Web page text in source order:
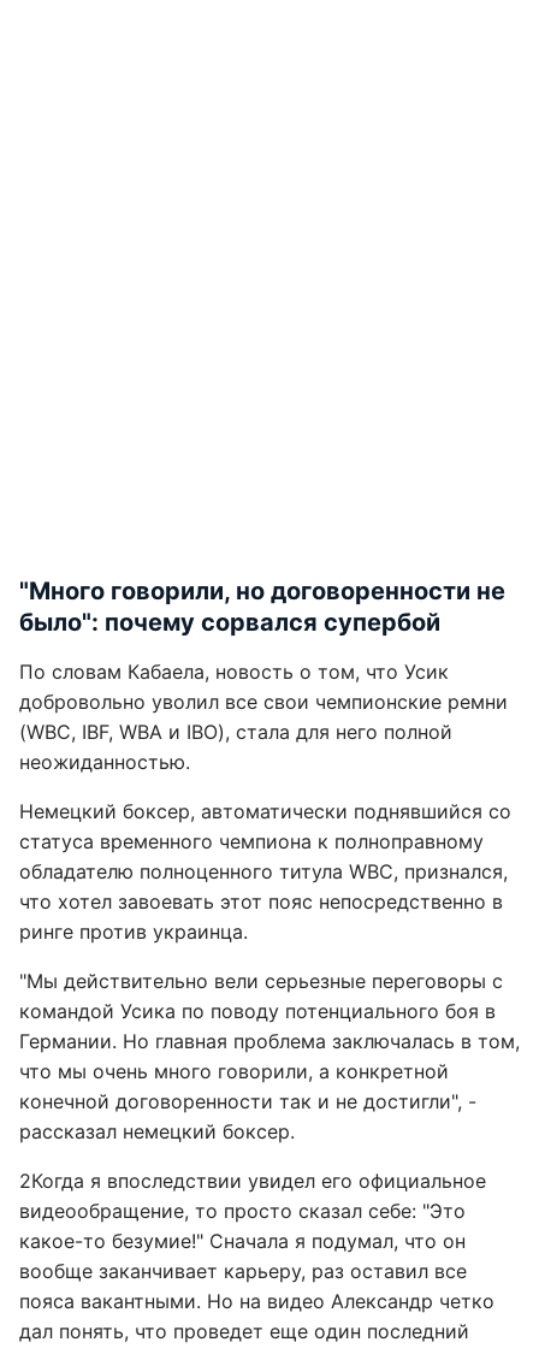
"Много говорили, но договоренности не
было": почему сорвался супербой
По словам Кабаела, новость о том, что Усик
добровольно уволил все свои чемпионские ремни
(WBC, IBF, WBA и IBO), стала для него полной
неожиданностью.
Немецкий боксер, автоматически поднявшийся со
статуса временного чемпиона к полноправному
обладателю полноценного титула WBC, признался,
что хотел завоевать этот пояс непосредственно в
ринге против украинца.
"Мы действительно вели серьезные переговоры с
командой Усика по поводу потенциального боя в
Германии. Но главная проблема заключалась в том,
что мы очень много говорили, а конкретной
конечной договоренности так и не достигли", -
рассказал немецкий боксер.
2Когда я впоследствии увидел его официальное
видеообращение, то просто сказал себе: "Это
какое-то безумие!" Сначала я подумал, что он
вообще заканчивает карьеру, раз оставил все
пояса вакантными. Но на видео Александр четко
дал понять, что проведет еще один последний